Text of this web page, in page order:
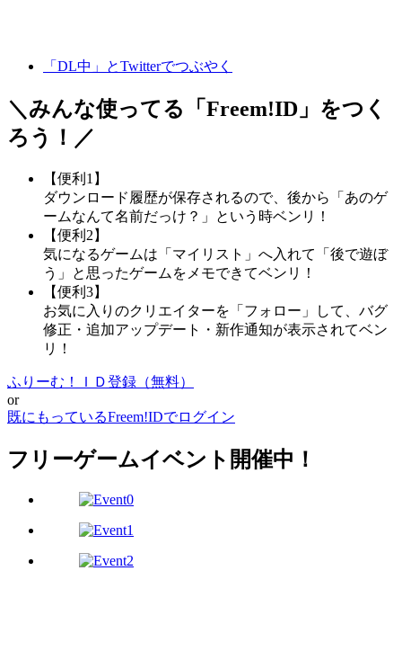
「DL中」とTwitterでつぶやく
＼みんな使ってる「 Freem!ID 」をつく
ろう！／
【便利1】
ダウンロード履歴が保存されるので、後から「あのゲ
ームなんて名前だっけ？」という時ベンリ！
【便利2】
気になるゲームは「マイリスト」へ入れて「後で遊ぼ
う」と思ったゲームをメモできてベンリ！
【便利3】
お気に入りのクリエイターを「フォロー」して、バグ
修正・追加アップデート・新作通知が表示されてベン
リ！
ふりーむ！ＩＤ登録（無料）
or
既にもっているFreem!IDでログイン
フリーゲームイベント開催中！